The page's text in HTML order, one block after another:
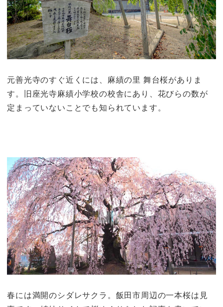
元善光寺のすぐ近くには、 麻績の里 舞台桜がありま
す。旧座光寺麻績小学校の校舎にあり、花びらの数が
定まっていないことでも知られています。
春には満開のシダレサクラ。飯田市周辺の一本桜は見